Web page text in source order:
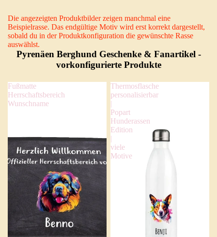
Die angezeigten Produktbilder zeigen manchmal eine
Beispielrasse. Das endgültige Motiv wird erst korrekt dargestellt,
sobald du in der Produktkonfiguration die gewünschte Rasse
auswählst.
Pyrenäen Berghund Geschenke & Fanartikel -
vorkonfigurierte Produkte
Fußmatte
Herrschaftsbereich
Wunschname
Thermosflasche
personalisierbar
|
Popart
Hunderassen
Edition
|
viele
Motive